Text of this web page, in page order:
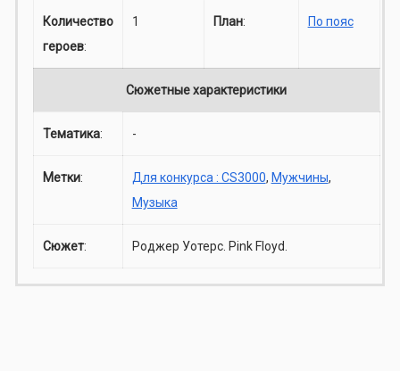
Количество
героев:
1 План: По пояс
Сюжетные характеристики
Тематика: -
Метки: Для конкурса : CS3000, Мужчины,
Музыка
Сюжет: Роджер Уотерс. Pink Floyd.